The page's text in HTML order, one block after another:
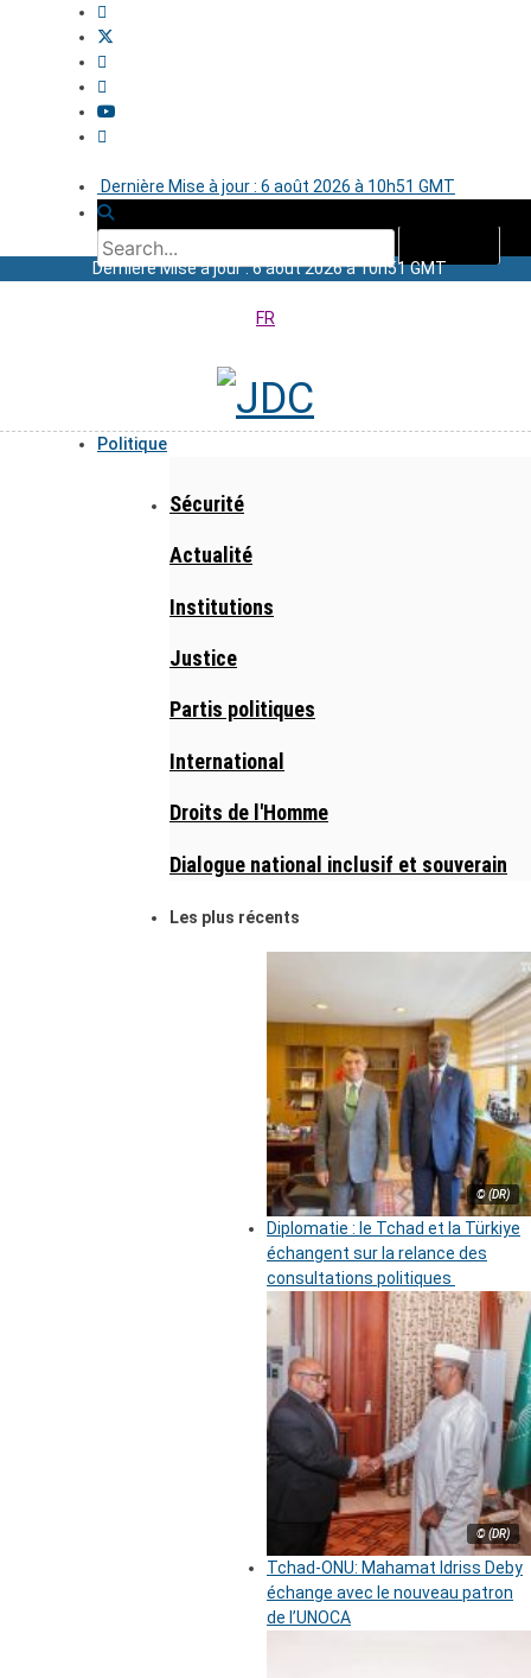
Dernière Mise à jour : 6 août 2026 à 10h51 GMT
Dernière Mise à jour : 6 août 2026 à 10h51 GMT
FR
Politique
Sécurité
Actualité
Institutions
Justice
Partis politiques
International
Droits de l'Homme
Dialogue national inclusif et souverain
Les plus récents
© (DR)
Diplomatie : le Tchad et la Türkiye
échangent sur la relance des
consultations politiques
© (DR)
Tchad-ONU: Mahamat Idriss Deby
échange avec le nouveau patron
de l’UNOCA